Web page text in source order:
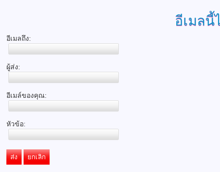
อีเมลนี้
อีเมลถึง:
ผู้ส่ง:
อีเมล์ของคุณ:
หัวข้อ:
ส่ง ยกเลิก